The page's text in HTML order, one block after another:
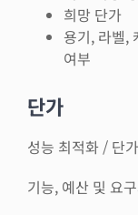
희망 단가
용기, 라벨,
여부
단가
성능 최적화 / 단
기능, 예산 및 요